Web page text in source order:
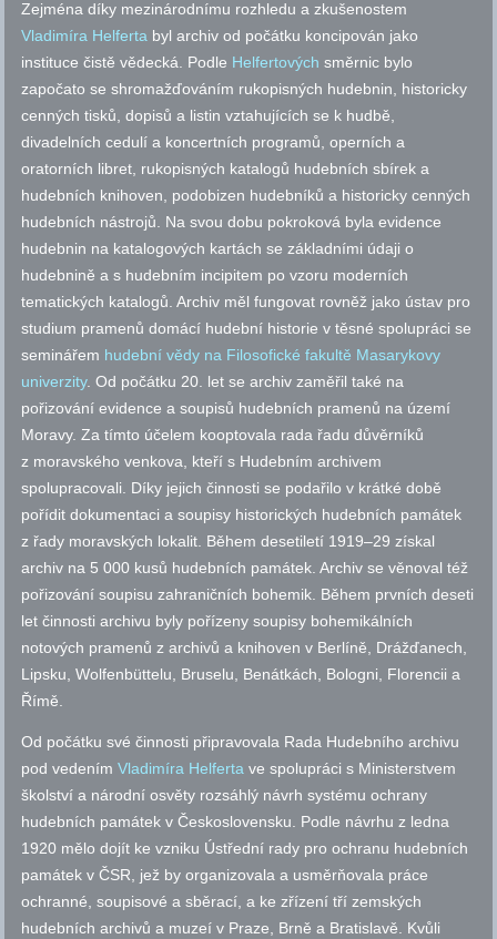
Zejména díky mezinárodnímu rozhledu a zkušenostem
Vladimíra Helferta byl archiv od počátku koncipován jako
instituce čistě vědecká. Podle Helfertových směrnic bylo
započato se shromažďováním rukopisných hudebnin, historicky
cenných tisků, dopisů a listin vztahujících se k hudbě,
divadelních cedulí a koncertních programů, operních a
oratorních libret, rukopisných katalogů hudebních sbírek a
hudebních knihoven, podobizen hudebníků a historicky cenných
hudebních nástrojů. Na svou dobu pokroková byla evidence
hudebnin na katalogových kartách se základními údaji o
hudebnině a s hudebním incipitem po vzoru moderních
tematických katalogů. Archiv měl fungovat rovněž jako ústav pro
studium pramenů domácí hudební historie v těsné spolupráci se
seminářem hudební vědy na Filosofické fakultě Masarykovy
univerzity. Od počátku 20. let se archiv zaměřil také na
pořizování evidence a soupisů hudebních pramenů na území
Moravy. Za tímto účelem kooptovala rada řadu důvěrníků
z moravského venkova, kteří s Hudebním archivem
spolupracovali. Díky jejich činnosti se podařilo v krátké době
pořídit dokumentaci a soupisy historických hudebních památek
z řady moravských lokalit. Během desetiletí 1919–29 získal
archiv na 5 000 kusů hudebních památek. Archiv se věnoval též
pořizování soupisu zahraničních bohemik. Během prvních deseti
let činnosti archivu byly pořízeny soupisy bohemikálních
notových pramenů z archivů a knihoven v Berlíně, Drážďanech,
Lipsku, Wolfenbüttelu, Bruselu, Benátkách, Bologni, Florencii a
Římě.
Od počátku své činnosti připravovala Rada Hudebního archivu
pod vedenímVladimíra Helferta ve spolupráci s Ministerstvem
školství a národní osvěty rozsáhlý návrh systému ochrany
hudebních památek v Československu. Podle návrhu z ledna
1920 mělo dojít ke vzniku Ústřední rady pro ochranu hudebních
památek v ČSR, jež by organizovala a usměrňovala práce
ochranné, soupisové a sběrací, a ke zřízení tří zemských
hudebních archivů a muzeí v Praze, Brně a Bratislavě. Kvůli